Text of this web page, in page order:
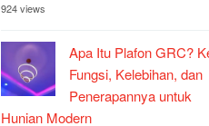
924 views
Apa Itu Plafon GRC?
Fungsi, Kelebihan, dan
Penerapannya untuk
Hunian Modern